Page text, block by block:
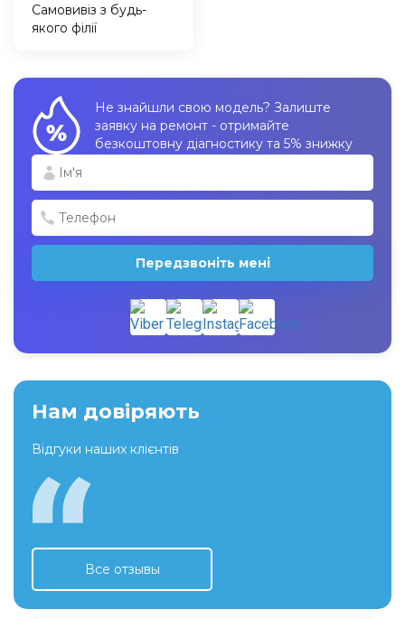
Самовивіз з будь-
якого філії
Не знайшли свою модель? Залиште
заявку на ремонт - отримайте
безкоштовну діагностику та 5% знижку
Передзвоніть мені
Нам довіряють
Відгуки наших клієнтів
Все отзывы